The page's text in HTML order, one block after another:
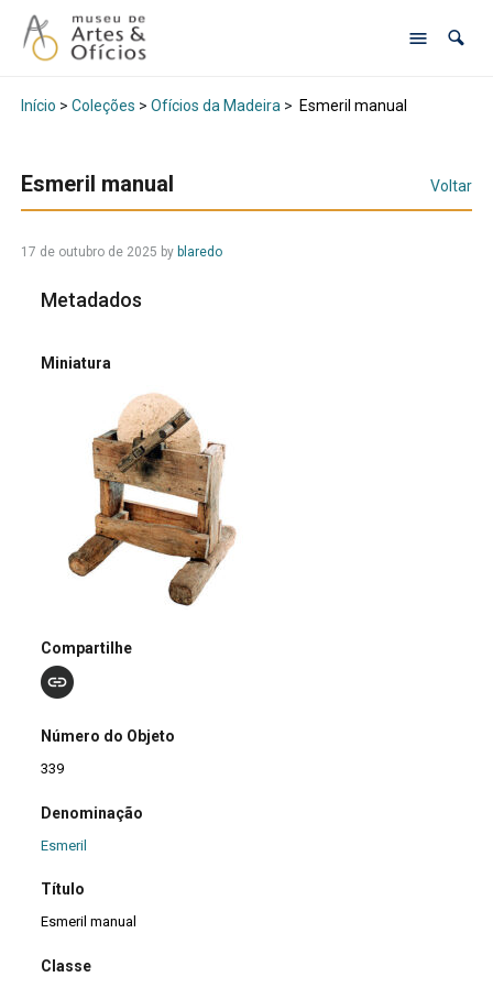
Início > Coleções > Ofícios da Madeira > Esmeril manual
Esmeril manual Voltar
17 de outubro de 2025 by blaredo
Metadados
Miniatura
Compartilhe
Número do Objeto
339
Denominação
Esmeril
Título
Esmeril manual
Classe